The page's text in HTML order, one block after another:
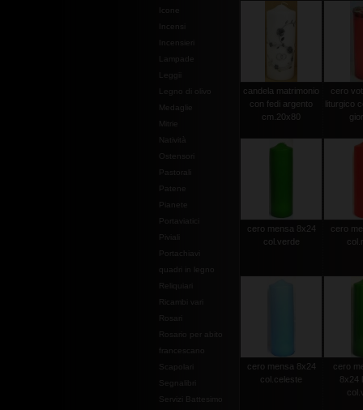
Leggii
Legno di olivo
Medaglie
Mitrie
Natività
Ostensori
Pastorali
Patene
Pianete
Portaviatici
Piviali
Portachiavi
quadri in legno
Reliquiari
Ricambi vari
Rosari
Rosario per abito
francescano
Scapolari
Segnalibri
Servizi Battesimo
candela matrimonio
con fedi argento
cm.20x80
cero
liturgico
cero mensa 8x24
col.verde
cero
cero mensa 8x24
col.celeste
cero
8x24